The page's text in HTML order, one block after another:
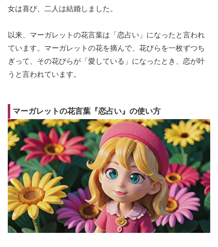
女は喜び、二人は結婚しました。
以来、マーガレットの花言葉は「恋占い」になったと言われ
ています。マーガレットの花を摘んで、花びらを一枚ずつち
ぎって、その花びらが「愛している」になったとき、恋が叶
うと言われています。
マーガレットの花言葉『恋占い』の使い方